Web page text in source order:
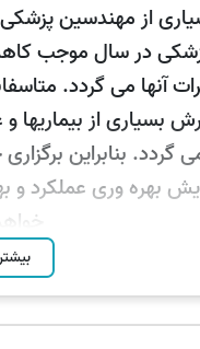
از مهندسين پزشکی
در سال موجب
آنها می گردد.
از بيماريها و
گردد. بنابراين
بهره وری عملکرد و